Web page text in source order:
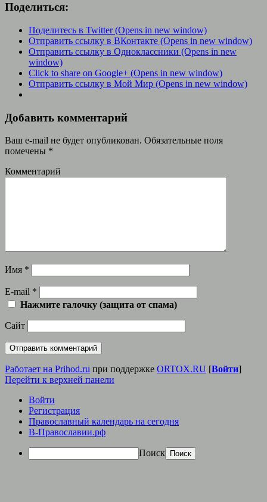
Поделиться:
Поделитесь в Twitter (Opens in new window)
Отправить ссылку в ВКонтакте (Opens in new window)
Отправить ссылку в Одноклассники (Opens in new
window)
Click to share on Google+ (Opens in new window)
Отправить ссылку в Мой Мир (Opens in new window)
Добавить комментарий
Ваш e-mail не будет опубликован. Обязательные поля
помечены *
Комментарий
Имя *
E-mail *
Нажмите галочку (защита от спама)
Сайт
Работает на Prihod.ru при поддержке ORTOX.RU [Войти]
Перейти к верхней панели
Войти
Регистрация
Православный календарь на сегодня
В-Православии.рф
Поиск